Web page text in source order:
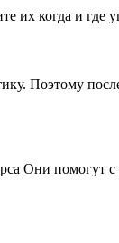
их когда и
Поэтому
Они